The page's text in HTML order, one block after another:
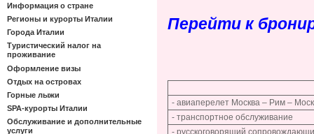
Информация о стране
Регионы и курорты Италии
Города Италии
Туристический налог на
проживание
Оформление визы
Отдых на островах
Горные лыжи
SPA-курорты Италии
Обслуживание и дополнительные
услуги
Перейти к
- авиаперелет Москва – Рим –
- транспортное обслуживание
- русскоговорящий